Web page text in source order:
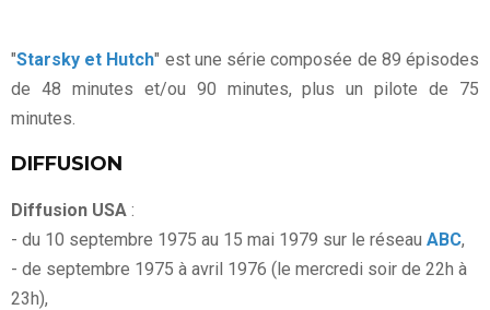
"Starsky et Hutch" est une série composée de 89 épisodes
de 48 minutes et/ou 90 minutes, plus un pilote de 75
minutes.
DIFFUSION
Diffusion USA :
- du 10 septembre 1975 au 15 mai 1979 sur le réseau ABC,
- de septembre 1975 à avril 1976 (le mercredi soir de 22h à
23h),